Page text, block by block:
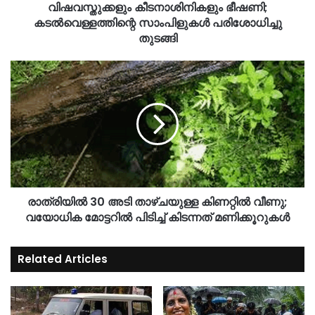
വിഷവസ്തുക്കളും കീടനാശിനികളും ഭീഷണി;
കടൽവെള്ളത്തിന്റെ സാംപിളുകൾ പരിശോധിച്ചു
തുടങ്ങി
രാത്രിയിൽ 30 അടി താഴ്ചയുള്ള കിണറ്റിൽ വീണു;
വയോധിക മോട്ടറിൽ പിടിച്ച് കിടന്നത് മണിക്കൂറുകൾ
Related Articles